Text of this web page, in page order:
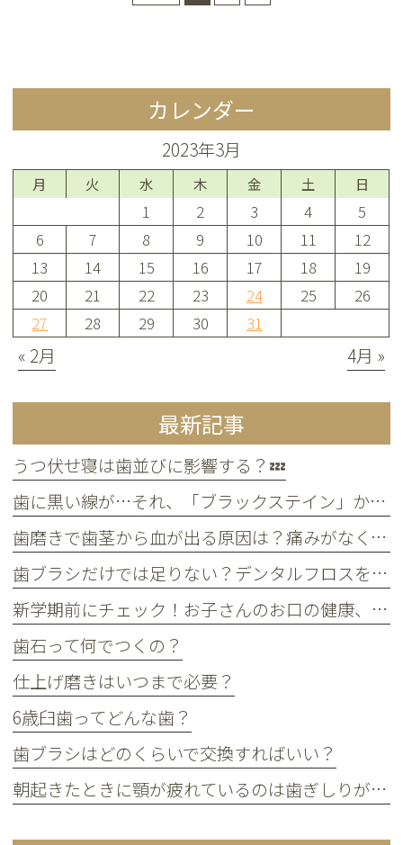
カレンダー
2023年3月
月 火 水 木 金 土 日
1 2 3 4
5
6
7 8 9 10 11
12
13
14 15 16 17 18
19
20
21 22 23 24 25
26
27
28 29 30 31
« 2月 4月 »
最新記事
うつ伏せ寝は歯並びに影響する？💤
歯に黒い線が…それ、「ブラックステイン」かもしれません！
歯磨きで歯茎から血が出る原因は？痛みがなくても受診すべき判断基準
歯ブラシだけでは足りない？デンタルフロスを使うメリット
新学期前にチェック！お子さんのお口の健康、大丈夫？
歯石って何でつくの？
仕上げ磨きはいつまで必要？
6歳臼歯ってどんな歯？
歯ブラシはどのくらいで交換すればいい？
朝起きたときに顎が疲れているのは歯ぎしりが原因？